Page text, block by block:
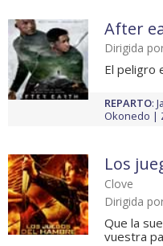
After
Dirigida
El peligro
REPARTO:
Okonedo
Los
Clove
Dirigida
Que la
vuestra